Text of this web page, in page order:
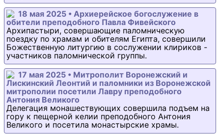
18 мая 2025 • Архиерейское богослужение в
обители преподобного Павла Фивейского
Архипастыри, совершающие паломническую
поездку по храмам и обителям Египта, совершили
Божественную литургию в сослужении клириков -
участников паломнической группы.
17 мая 2025 • Митрополит Воронежский и
Лискинский Леонтий и паломники из Воронежской
митрополии посетили Лавру преподобного
Антония Великого
Делегация монашествующих совершила подъем на
гору к пещерной келии преподобного Антония
Великого и посетила монастырские храмы.